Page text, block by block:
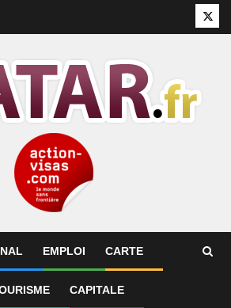
EMPLOI CARTE
CAPITALE
1 Alam Al-Roum : le Qatar lance